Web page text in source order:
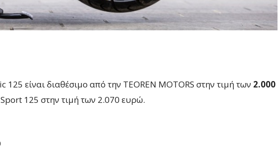
125 είναι διαθέσιμο από την TEOREN MOTORS στην τιμή των 2.000
125 στην τιμή των 2.070 ευρώ.